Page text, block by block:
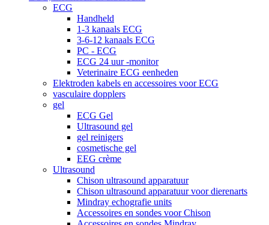
ECG
Handheld
1-3 kanaals ECG
3-6-12 kanaals ECG
PC - ECG
ECG 24 uur -monitor
Veterinaire ECG eenheden
Elektroden kabels en accessoires voor ECG
vasculaire dopplers
gel
ECG Gel
Ultrasound gel
gel reinigers
cosmetische gel
EEG crème
Ultrasound
Chison ultrasound apparatuur
Chison ultrasound apparatuur voor dierenarts
Mindray echografie units
Accessoires en sondes voor Chison